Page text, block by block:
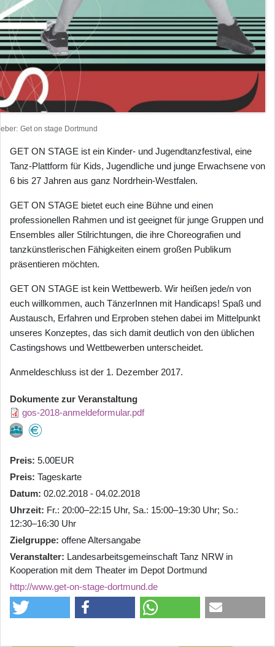
Get on stage Dortmund
GET ON STAGE ist ein Kinder- und Jugendtanzfestival, eine
Tanz-Plattform für Kids, Jugendliche und junge Erwachsene von
6 bis 27 Jahren aus ganz Nordrhein-Westfalen.
GET ON STAGE bietet euch eine Bühne und einen
professionellen Rahmen und ist geeignet für junge Gruppen und
Ensembles aller Stilrichtungen, die ihre Choreografien und
tanzkünstlerischen Fähigkeiten einem großen Publikum
präsentieren möchten.
GET ON STAGE ist kein Wettbewerb. Wir heißen jede/n von
euch willkommen, auch TänzerInnen mit Handicaps! Spaß und
Austausch, Erfahren und Erproben stehen dabei im Mittelpunkt
unseres Konzeptes, das sich damit deutlich von den üblichen
Castingshows und Wettbewerben unterscheidet.
Anmeldeschluss ist der 1. Dezember 2017.
Dokumente zur Veranstaltung
gos-2018-anmeldeformular.pdf
Preis 5.00EUR
Preis Tageskarte
Datum 02.02.2018 - 04.02.2018
Uhrzeit Fr.: 20:00–22:15 Uhr, Sa.: 15:00–19:30 Uhr; So.:
12:30–16:30 Uhr
Zielgruppe offene Altersangabe
Veranstalter Landesarbeitsgemeinschaft Tanz NRW in
Kooperation mit dem Theater im Depot Dortmund
http://www.get-on-stage-dortmund.de